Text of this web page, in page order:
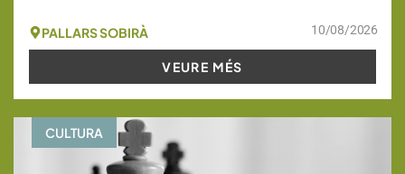
PALLARS SOBIRÀ 10/08/2026
VEURE MÉS
CULTURA